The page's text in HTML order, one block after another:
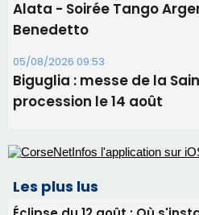
Les plus lus
Éclipse du 12 août : Où
profiter pleinement du
Satine Nomary est la
d'un spectacle qui ne
En Corse, un début de
consommation en recul